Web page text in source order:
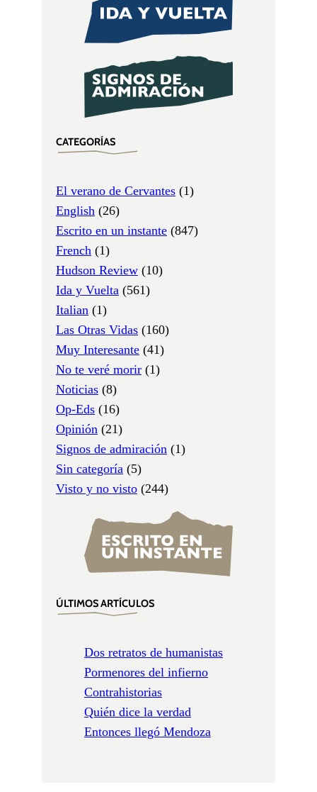
CATEGORÍAS
El verano de Cervantes (1)
English (26)
Escrito en un instante (847)
French (1)
Hudson Review (10)
Ida y Vuelta (561)
Italian (1)
Las Otras Vidas (160)
Muy Interesante (41)
No te veré morir (1)
Noticias (8)
Op-Eds (16)
Opinión (21)
Signos de admiración (1)
Sin categoría (5)
Visto y no visto (244)
ÚLTIMOS ARTÍCULOS
Dos retratos de humanistas
Pormenores del infierno
Contrahistorias
Quién dice la verdad
Entonces llegó Mendoza